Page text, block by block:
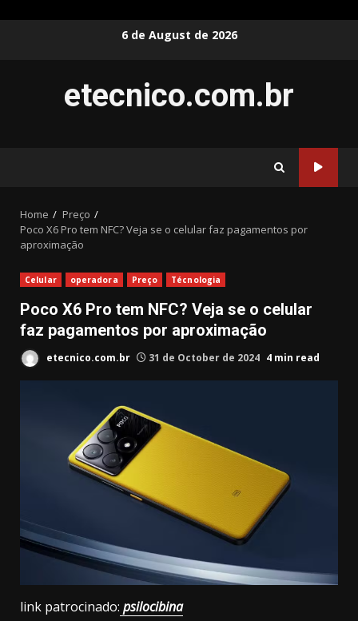
6 de August de 2026
etecnico.com.br
Home
Preço
Poco X6 Pro tem NFC? Veja se o celular faz pagamentos por
aproximação
Celular operadora Preço Técnologia
Poco X6 Pro tem NFC? Veja se o celular
faz pagamentos por aproximação
etecnico.com.br 31 de October de 2024 4 min read
link patrocinado: psilocibina